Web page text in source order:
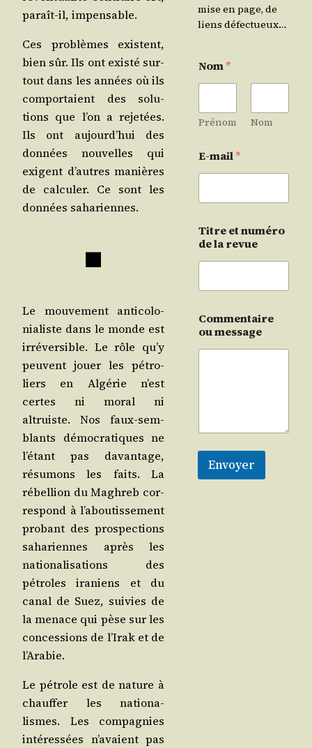
paraît-il, impensable.
Ces pro­blèmes existent,
bien sûr. Ils ont exis­té sur­
tout dans les années où ils
com­por­taient des solu­
tions que l’on a reje­tées.
Ils ont aujourd’hui des
don­nées nou­velles qui
exigent d’autres manières
de cal­cu­ler. Ce sont les
don­nées sahariennes.
■
Le mou­ve­ment anti­co­lo­
nia­liste dans le monde est
irré­ver­sible. Le rôle qu’y
peuvent jouer les pétro­
liers en Algé­rie n’est
certes ni moral ni
altruiste. Nos faux-sem­
blants démo­cra­tiques ne
l’étant pas davan­tage,
résu­mons les faits. La
rébel­lion du Magh­reb cor­
res­pond à l’aboutissement
pro­bant des pros­pec­tions
saha­riennes après les
natio­na­li­sa­tions des
pétroles ira­niens et du
canal de Suez, sui­vies de
la menace qui pèse sur les
conces­sions de l’Irak et de
l’Arabie.
Le pétrole est de nature à
chauf­fer les natio­na­
lismes. Les com­pa­gnies
inté­res­sées n’avaient pas
mise en page, de
liens défectueux…
Nom*
Prénom Nom
E-mail*
Titre et numéro
de la revue
Commentaire
ou message
Envoyer